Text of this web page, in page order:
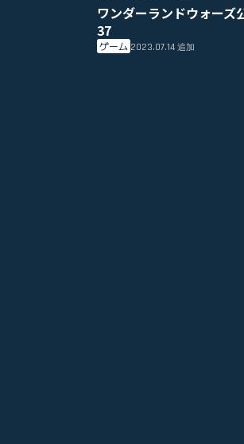
ワンダーランドウォーズ
37
ゲーム 2023.07.14追加